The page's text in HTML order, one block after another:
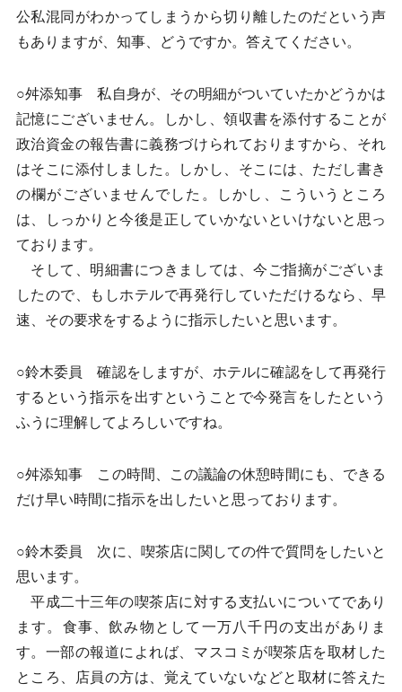
公私混同がわかってしまうから切り離したのだという声
もありますが、知事、どうですか。答えてください。
○舛添知事 私自身が、その明細がついていたかどうかは
記憶にございません。しかし、領収書を添付することが
政治資金の報告書に義務づけられておりますから、それ
はそこに添付しました。しかし、そこには、ただし書き
の欄がございませんでした。しかし、こういうところ
は、しっかりと今後是正していかないといけないと思っ
ております。
そして、明細書につきましては、今ご指摘がございま
したので、もしホテルで再発行していただけるなら、早
速、その要求をするように指示したいと思います。
○鈴木委員 確認をしますが、ホテルに確認をして再発行
するという指示を出すということで今発言をしたという
ふうに理解してよろしいですね。
○舛添知事 この時間、この議論の休憩時間にも、できる
だけ早い時間に指示を出したいと思っております。
○鈴木委員 次に、喫茶店に関しての件で質問をしたいと
思います。
平成二十三年の喫茶店に対する支払いについてであり
ます。食事、飲み物として一万八千円の支出がありま
す。一部の報道によれば、マスコミが喫茶店を取材した
ところ、店員の方は、覚えていないなどと取材に答えた